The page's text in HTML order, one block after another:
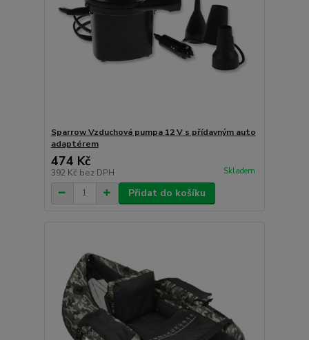
Sparrow Vzduchová pumpa 12 V s přídavným auto
adaptérem
474 Kč
392 Kč bez DPH Skladem
Přidat do košíku